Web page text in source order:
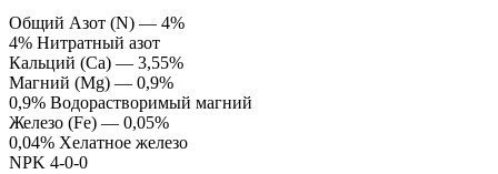
Общий Азот (N) — 4%
4% Нитратный азот
Кальций (Ca) — 3,55%
Магний (Mg) — 0,9%
0,9% Водорастворимый магний
Железо (Fe) — 0,05%
0,04% Хелатное железо
NPK 4-0-0